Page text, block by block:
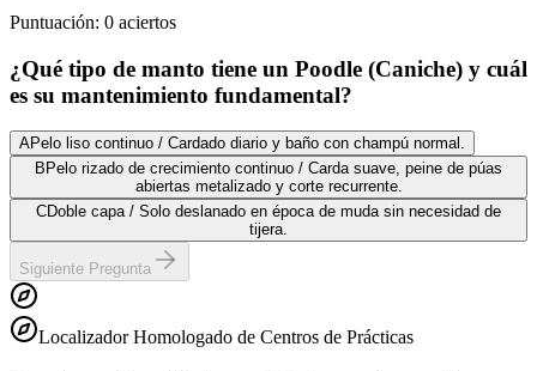
Puntuación: 0 aciertos
¿Qué tipo de manto tiene un Poodle (Caniche) y cuál
es su mantenimiento fundamental?
APelo liso continuo / Cardado diario y baño con champú normal.
B Pelo rizado de crecimiento continuo / Carda suave, peine de púas
abiertas metalizado y corte recurrente.
CDoble capa / Solo deslanado en época de muda sin necesidad de
tijera.
Siguiente Pregunta
Localizador Homologado de Centros de Prácticas